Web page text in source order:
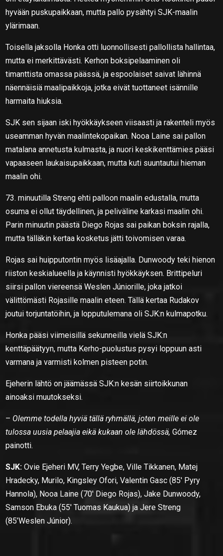
hyvään puskupaikkaan, mutta pallo pysähtyi SJK-maalin
ylärimaan.
Toisella jaksolla Honka otti luonnollisesti pallollista hallintaa,
mutta ei merkittävästi. Kerhon boksipelaaminen oli
timanttista omassa päässä, ja espoolaiset saivat lähinnä
näennäisiä maalipaikkoja, jotka eivät tuottaneet isännille
harmaita hiuksia.
SJK sen sijaan iski hyökkäykseen viisaasti ja rakenteli myös
useamman hyvän maalintekopaikan. Nooa Laine sai pallon
matalana annetusta kulmasta, ja nuori keskikenttämies pääsi
vapaaseen laukaisupaikkaan, mutta kuti suuntautui hieman
maalin ohi.
73. minuutilla Streng ehti palloon maalin edustalla, mutta
osuma ei ollut täydellinen, ja peliväline karkasi maalin ohi.
Parin minuutin päästä Diego Rojas sai paikan boksin rajalla,
mutta tälläkin kertaa kosketus jätti toivomisen varaa.
Rojas sai huipputontin myös lisäajalla. Dunwoody teki hienon
riiston keskialueella ja käynnisti hyökkäyksen. Brittipeluri
siirsi pallon viereensä Weslen Júniorille, joka jatkoi
välittömästi Rojasille maalin eteen. Tällä kertaa Rudakov
joutui torjuntatöihin, ja lopputulemana oli SJK:n kulmapotku.
Honka pääsi viimeisillä sekunneilla vielä SJK:n
kenttäpäätyyn, mutta Kerho-puolustus pysyi loppuun asti
varmana ja varmisti kolmen pisteen potin.
Ejeherin lähtö on jäämässä SJK:n kesän siirtoikkunan
ainoaksi muutokseksi.
– Olemme todella hyviä tällä ryhmällä, joten meille ei ole
tulossa uusia pelaajia eikä kukaan ole lähdössä, Gómez
painotti.
SJK: Ovie Ejeheri MV, Terry Yegbe, Ville Tikkanen, Matej
Hradecky, Murilo, Kingsley Ofori, Valentin Gasc (85′ Pyry
Hannola), Nooa Laine (70′ Diego Rojas), Jake Dunwoody,
Samson Ebuka (55′ Tuomas Kaukua) ja Jere Streng
(85’Weslen Júnior).